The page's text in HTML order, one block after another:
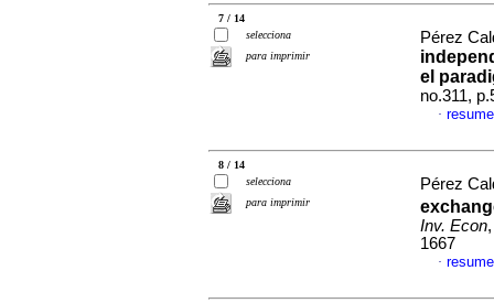
7 / 14
selecciona
para imprimir
Pérez
el
no.311,
·
8 / 14
selecciona
para imprimir
Pérez
Inv. Econ
1667
·